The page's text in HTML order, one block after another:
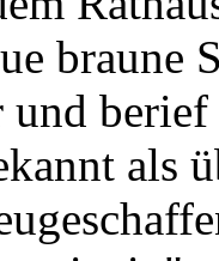
braune
berief
als